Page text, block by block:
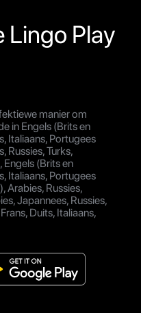
Lingo Play
manier om
in Engels (Brits en
Italiaans, Portugees
Russies, Turks,
Engels (Brits en
Italiaans, Portugees
Arabies, Russies,
Japannees, Russies,
Duits, Italiaans,